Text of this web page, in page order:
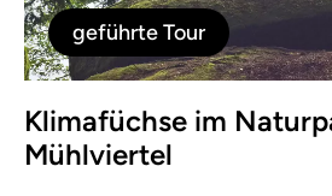
geführte Tour
Klimafüchse im
Mühlviertel